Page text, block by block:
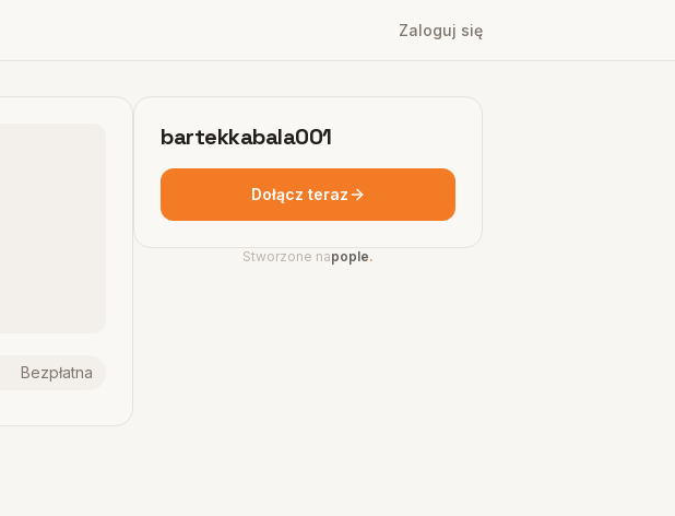
Zaloguj się
Bezpłatna
bartekkabala001
Dołącz teraz
Stworzone napople.